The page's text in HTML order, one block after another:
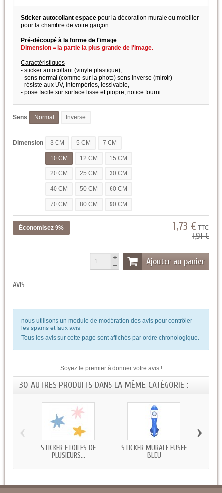
Sticker autocollant espace pour la décoration murale ou mobilier
pour la chambre de votre garçon.
Pré-découpé à la forme de l'image
Dimension = la partie la plus grande de l'image.
Caractéristiques
- sticker autocollant (vinyle plastique),
- sens normal (comme sur la photo) sens inverse (miroir)
- résiste aux UV, intempéries, lessivable,
- pose facile sur surface lisse et propre, notice fourni.
Sens Normal Inverse
Dimension 3 CM 5 CM 7 CM
10 CM 12 CM 15 CM
20 CM 25 CM 30 CM
40 CM 50 CM 60 CM
70 CM 80 CM 90 CM
Économisez 9% 1,73 € TTC
1,91 €
Ajouter au panier
AVIS
nous utilisons un module de modération des avis pour contrôler
les spams et faux avis
Tous les avis sur cette page sont affichés par ordre chronologique.
Soyez le premier à donner votre avis !
30 AUTRES PRODUITS DANS LA MÊME CATÉGORIE :
STICKER ETOILES DE
PLUSIEURS...
STICKER MURALE FUSEE
BLEU
‹ ›